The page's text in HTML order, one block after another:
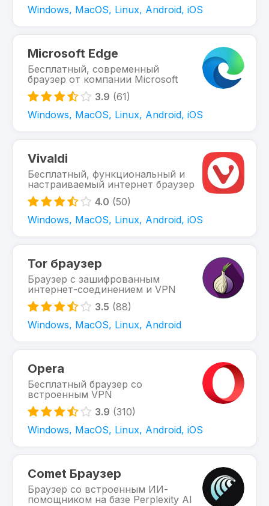
Windows, MacOS, Linux, Android, iOS
Microsoft Edge
Бесплатный, современный
браузер от компании Microsoft
3.9 (61)
Windows, MacOS, Linux, Android, iOS
Vivaldi
Бесплатный, функциональный и
настраиваемый интернет браузер
4.0 (50)
Windows, MacOS, Linux, Android, iOS
Tor браузер
Браузер с зашифрованным
интернет-соединением и VPN
3.5 (88)
Windows, MacOS, Linux, Android
Opera
Бесплатный браузер со
встроенным VPN
3.9 (310)
Windows, MacOS, Linux, Android, iOS
Comet Браузер
Браузер со встроенным ИИ-
помощником на базе Perplexity AI